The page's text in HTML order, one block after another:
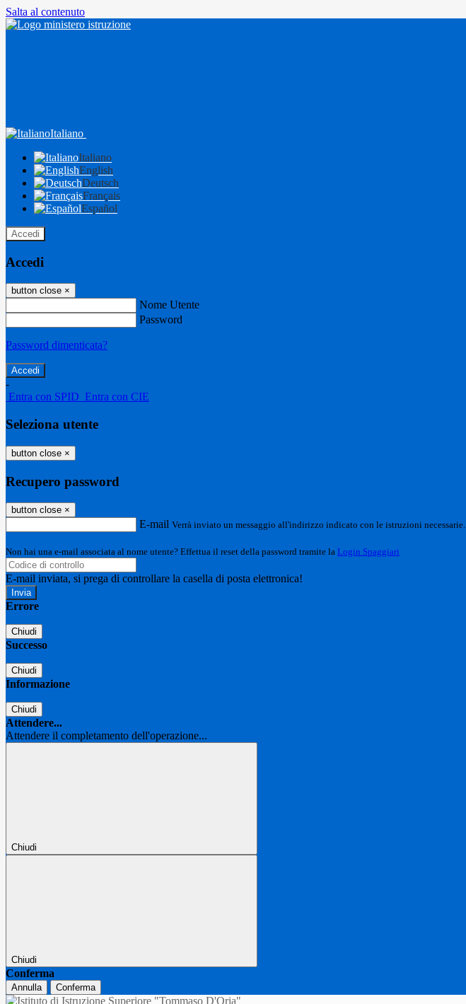
Salta al contenuto
Italiano
Italiano
English
Deutsch
Français
Español
Accedi
Accedi
button close ×
Nome Utente
Password
Password dimenticata?
-
Entra con SPID Entra con CIE
Seleziona utente
button close ×
Recupero password
button close ×
E-mail Verrà inviato un messaggio all'indirizzo indicato con le istruzioni necessarie.
Non hai una e-mail associata al nome utente? Effettua il reset della password tramite la Login Spaggiari
E-mail inviata, si prega di controllare la casella di posta elettronica!
Errore
Chiudi
Successo
Chiudi
Informazione
Chiudi
Attendere...
Attendere il completamento dell'operazione...
Chiudi
Chiudi
Conferma
Annulla Conferma